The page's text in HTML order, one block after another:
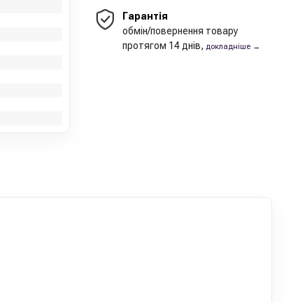
Гарантія
обмін/повернення товару
протягом 14 днів, докладніше →